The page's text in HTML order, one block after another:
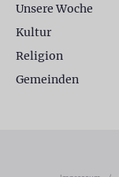
Unsere Woche
Kultur
Religion
Gemeinden